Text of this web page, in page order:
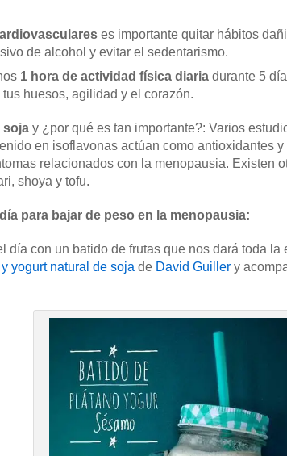
es importante quitar hábitos
de alcohol y evitar el sedentarismo.
1 hora de actividad física diaria durante 5
huesos, agilidad y el corazón.
soja y ¿por qué es tan importante?: Varios
en isoflavonas actúan como antioxidantes
relacionados con la menopausia. Existen
shoya y tofu.
para bajar de peso en la menopausia:
día con un batido de frutas que nos dará toda
yogurt natural de soja de David Guiller y